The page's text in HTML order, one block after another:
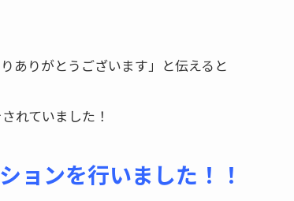
ありがとうございます」と伝えると
れていました！
ョンを行いました！！